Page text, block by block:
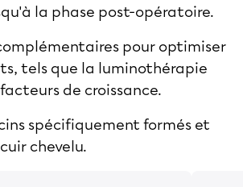
la phase post-opératoire.
pour optimiser
tels que la luminothérapie
facteurs de croissance.
spécifiquement formés et
chevelu.